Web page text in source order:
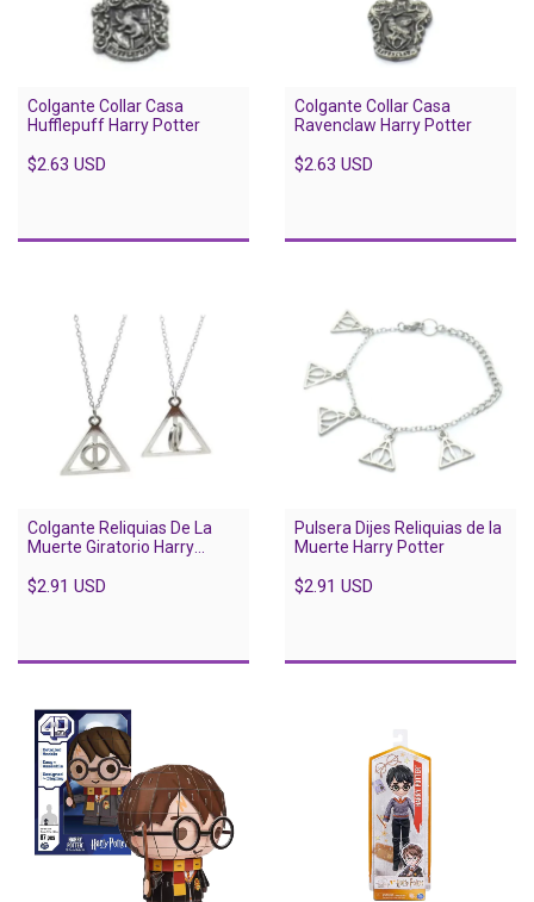
Colgante Collar Casa
Hufflepuff Harry Potter
$2.63 USD
Colgante Collar Casa
Ravenclaw Harry Potter
$2.63 USD
Colgante Reliquias De La
Muerte Giratorio Harry
$2.91 USD
Pulsera Dijes Reliquias de la
Muerte Harry Potter
$2.91 USD